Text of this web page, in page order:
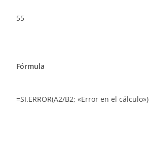
55
Fórmula
=SI.ERROR(A2/B2; «Error en el cálculo»)